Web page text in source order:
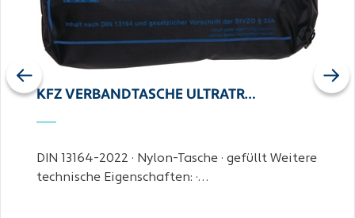
KFZ VERBANDTASCHE ULTRATR…
DIN 13164-2022 · Nylon-Tasche · gefüllt Weitere
technische Eigenschaften: ·…
Previous Next